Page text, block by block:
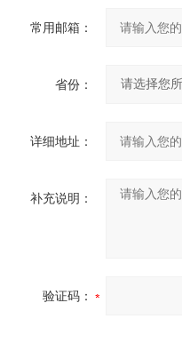
常用邮箱：
省份：
详细地址：
补充说明：
验证码：